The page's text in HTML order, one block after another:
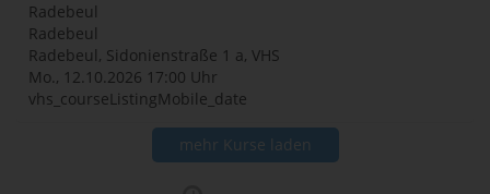
Radebeul
Radebeul
Radebeul, Sidonienstraße 1 a, VHS
Mo., 12.10.2026 17:00 Uhr
vhs_courseListingMobile_date
mehr Kurse laden